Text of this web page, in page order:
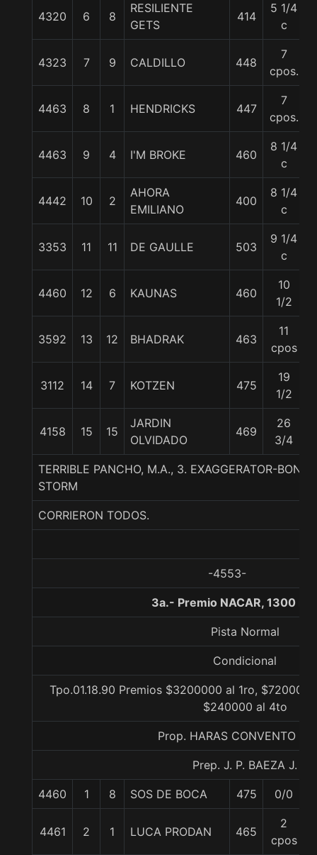
4320 6 8
RESILIENTE
GETS
414
5 1/4
c
4323 7 9 CALDILLO 448
7
cpos.
4463 8 1 HENDRICKS 447
7
cpos.
4463 9 4 I'M BROKE 460
8 1/4
c
4442 10 2
AHORA
EMILIANO
400
8 1/4
c
3353 11 11 DE GAULLE 503
9 1/4
c
4460 12 6 KAUNAS 460
10
1/2
3592 13 12 BHADRAK 463
11
cpos
3112 14 7 KOTZEN 475
19
1/2
4158 15 15
JARDIN
OLVIDADO
469
26
3/4
TERRIBLE PANCHO, M.A., 3. EXAGGERATOR-
STORM
CORRIERON TODOS.
-4553-
3a.- Premio NACAR, 1300
Pista Normal
Condicional
Tpo.01.18.90 Premios $3200000 al 1ro,
$240000 al 4to
Prop. HARAS CONVENTO
Prep. J. P. BAEZA J.
4460 1 8 SOS DE BOCA 475 0/0
4461 2 1 LUCA PRODAN 465
2
cpos